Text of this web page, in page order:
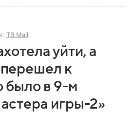
ТВ Mail
уйти, а
к
было в 9-м
игры-2»